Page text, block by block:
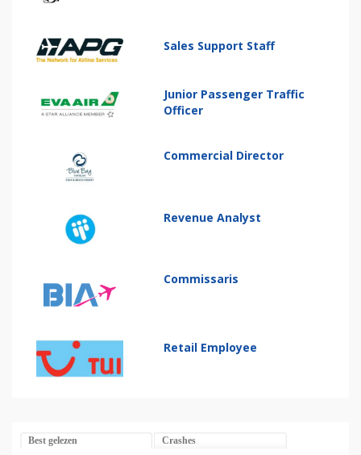
Sales Support Staff
Junior Passenger Traffic
Officer
Commercial Director
Revenue Analyst
Commissaris
Retail Employee
Best gelezen Crashes